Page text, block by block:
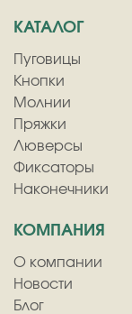
КАТАЛОГ
Пуговицы
Кнопки
Молнии
Пряжки
Люверсы
Фиксаторы
Наконечники
КОМПАНИЯ
О компании
Новости
Блог